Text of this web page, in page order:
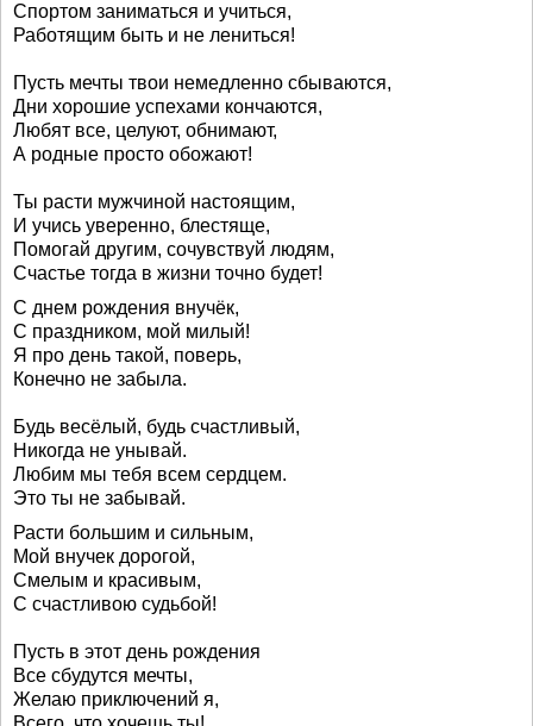
Спортом заниматься и учиться,
Работящим быть и не лениться!
Пусть мечты твои немедленно сбываются,
Дни хорошие успехами кончаются,
Любят все, целуют, обнимают,
А родные просто обожают!
Ты расти мужчиной настоящим,
И учись уверенно, блестяще,
Помогай другим, сочувствуй людям,
Счастье тогда в жизни точно будет!
С днем рождения внучёк,
С праздником, мой милый!
Я про день такой, поверь,
Конечно не забыла.
Будь весёлый, будь счастливый,
Никогда не унывай.
Любим мы тебя всем сердцем.
Это ты не забывай.
Расти большим и сильным,
Мой внучек дорогой,
Смелым и красивым,
С счастливою судьбой!
Пусть в этот день рождения
Все сбудутся мечты,
Желаю приключений я,